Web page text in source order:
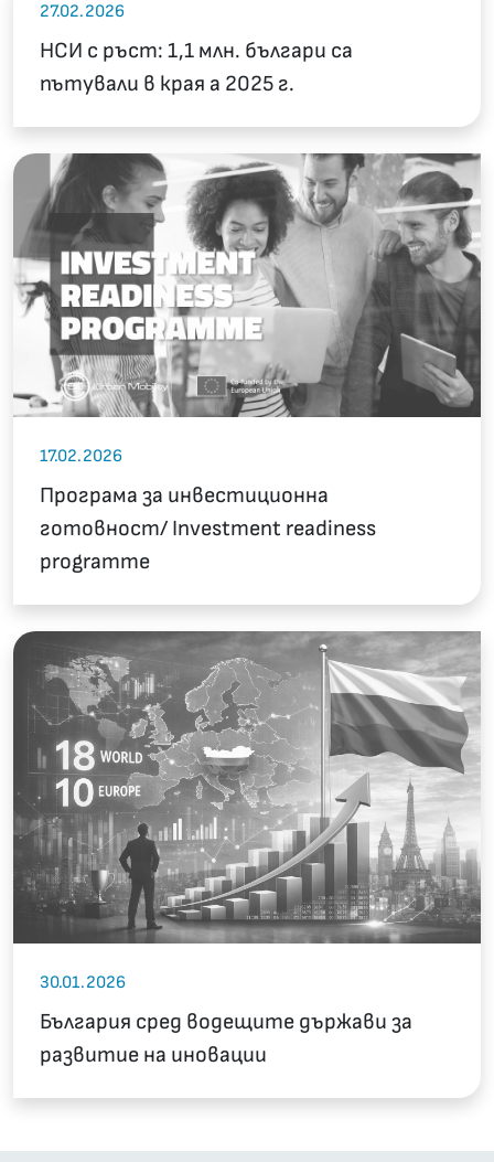
27.02.2026
НСИ с ръст: 1,1 млн. българи са
пътували в края а 2025 г.
17.02.2026
Програма за инвестиционна
готовност/ Investment readiness
programme
30.01.2026
България сред водещите държави за
развитие на иновации